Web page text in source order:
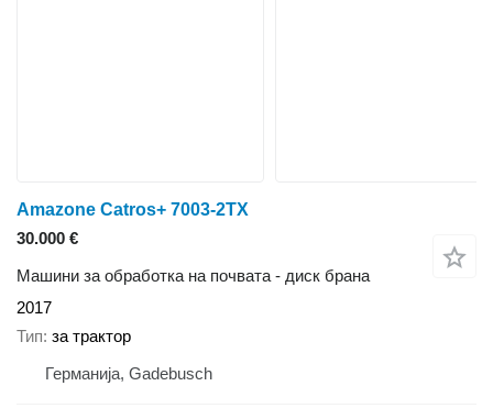
Amazone Catros+ 7003-2TX
30.000 €
Машини за обработка на почвата - диск брана
2017
Тип за трактор
Германија, Gadebusch